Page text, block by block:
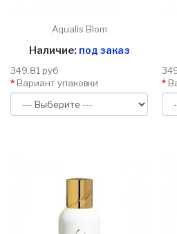
Aqualis Blom
Наличие: под заказ
349.81 руб
Вариант упаковки